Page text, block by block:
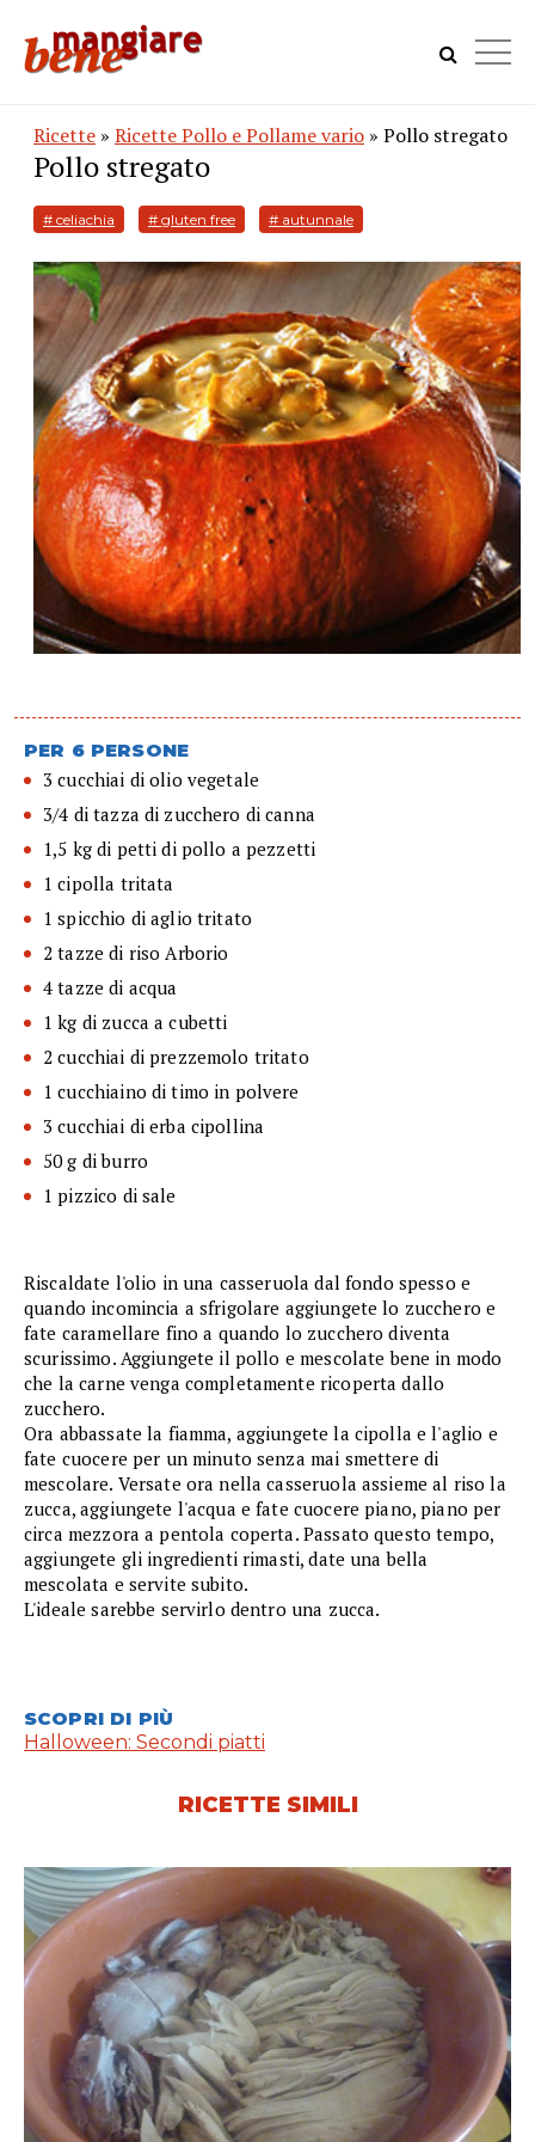
Ricette » Ricette Pollo e Pollame vario » Pollo stregato
Pollo stregato
# celiachia # gluten free # autunnale
PER 6 PERSONE
3 cucchiai di olio vegetale
3/4 di tazza di zucchero di canna
1,5 kg di petti di pollo a pezzetti
1 cipolla tritata
1 spicchio di aglio tritato
2 tazze di riso Arborio
4 tazze di acqua
1 kg di zucca a cubetti
2 cucchiai di prezzemolo tritato
1 cucchiaino di timo in polvere
3 cucchiai di erba cipollina
50 g di burro
1 pizzico di sale
Riscaldate l'olio in una casseruola dal fondo spesso e
quando incomincia a sfrigolare aggiungete lo zucchero e
fate caramellare fino a quando lo zucchero diventa
scurissimo. Aggiungete il pollo e mescolate bene in modo
che la carne venga completamente ricoperta dallo
zucchero.
Ora abbassate la fiamma, aggiungete la cipolla e l'aglio e
fate cuocere per un minuto senza mai smettere di
mescolare. Versate ora nella casseruola assieme al riso la
zucca, aggiungete l'acqua e fate cuocere piano, piano per
circa mezzora a pentola coperta. Passato questo tempo,
aggiungete gli ingredienti rimasti, date una bella
mescolata e servite subito.
L'ideale sarebbe servirlo dentro una zucca.
SCOPRI DI PIÙ
Halloween: Secondi piatti
RICETTE SIMILI